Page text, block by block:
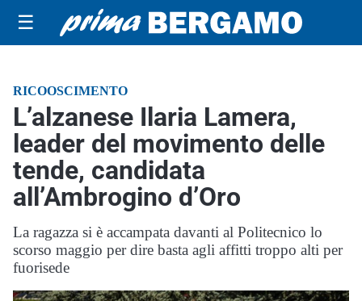
☰
RICOOSCIMENTO
L’alzanese Ilaria Lamera,
leader del movimento delle
tende, candidata
all’Ambrogino d’Oro
La ragazza si è accampata davanti al Politecnico lo
scorso maggio per dire basta agli affitti troppo alti per
fuorisede